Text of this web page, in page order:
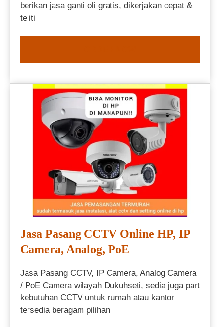
berikan jasa ganti oli gratis, dikerjakan cepat &
teliti
Jasa Pasang CCTV Online HP, IP
Camera, Analog, PoE
Jasa Pasang CCTV, IP Camera, Analog Camera
/ PoE Camera wilayah Dukuhseti, sedia juga part
kebutuhan CCTV untuk rumah atau kantor
tersedia beragam pilihan